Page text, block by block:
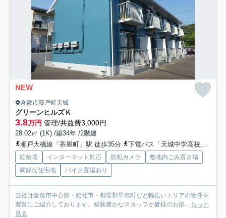
NEW
倉敷市藤戸町天城
グリーンヒルズＫ
3.8万円 管理/共益費3,000円
28.02㎡ (1K) /築34年 /2階建
瀬戸大橋線「茶屋町」駅 徒歩35分
下電バス「天城中学高校西入口」バス停下車 徒歩3分
駐輪場 インターネット対応 防犯カメラ
敷地内ごみ置き場
閑静な住宅地
バイク置場あり
当社は倉敷市中心部・総社市・都窪郡早島町など幅広いエリアの物件を
豊富にご紹介しております。経験豊かなスタッフが皆様のお部... もっと
見る